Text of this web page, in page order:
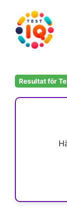
innehåll
Resultat för